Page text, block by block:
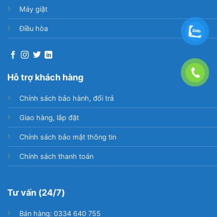
chính ngôi nhà của bạn.
Chip 4 nhân cho tốc độ xử lý nhanh và mạnh hơn
Bộ vi xử lý 4 nhân cao cấp trên tivi cho người dùng
nhanh, ít có sự chậm trễ.
Máy giặt
Điều hòa
Hỗ trợ khách hàng
Chính sách bảo hành, đổi trả
Giao hàng, lắp đặt
Chính sách bảo mật thông tin
Chính sách thanh toán
Tư vấn (24/7)
Bán hàng: 0334 640 755